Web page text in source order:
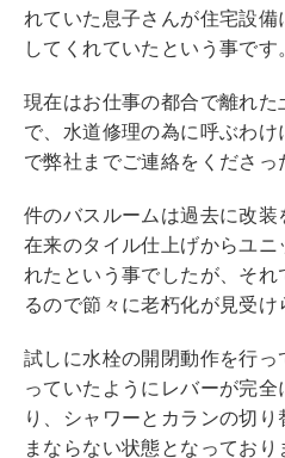
れていた息子さんが住宅設
してくれていたという事です
現在はお仕事の都合で離れた
で、水道修理の為に呼ぶわ
で弊社までご連絡をくださっ
件のバスルームは過去に改装
在来のタイル仕上げからユニ
れたという事でしたが、そ
るので節々に老朽化が見受け
試しに水栓の開閉動作を行っ
っていたようにレバーが完
り、シャワーとカランの切り
まならない状態となっており